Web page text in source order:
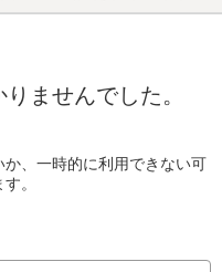
ませんでした。
、一時的に利用できない可
。